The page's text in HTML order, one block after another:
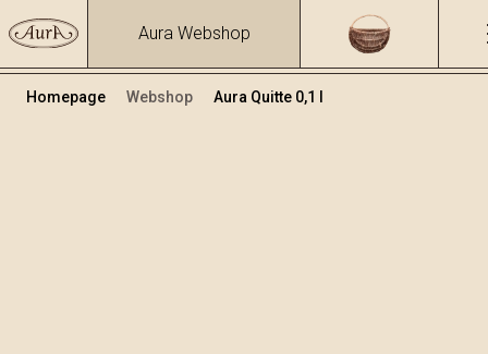
Aura Webshop
Homepage Webshop Aura Quitte 0,1 l